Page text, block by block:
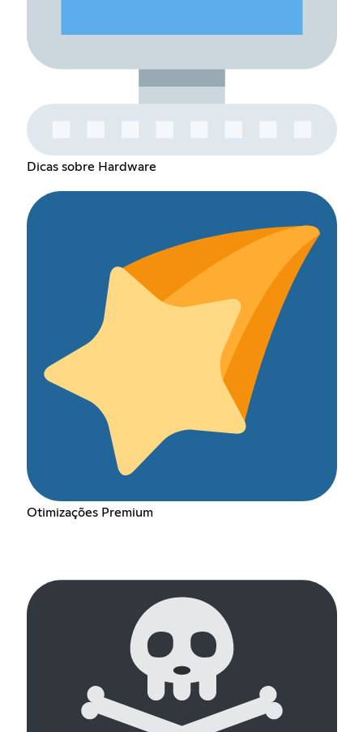
Dicas sobre Hardware
Otimizações Premium